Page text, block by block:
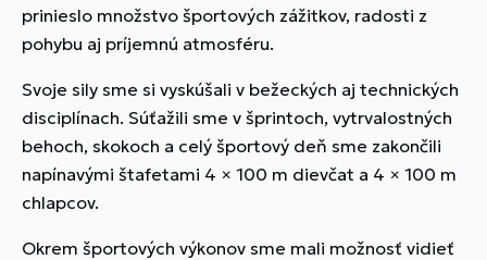
prinieslo množstvo športových zážitkov, radosti z
pohybu aj príjemnú atmosféru.
Svoje sily sme si vyskúšali v bežeckých aj technických
disciplínach. Súťažili sme v šprintoch, vytrvalostných
behoch, skokoch a celý športový deň sme zakončili
napínavými štafetami 4 × 100 m dievčat a 4 × 100 m
chlapcov.
Okrem športových výkonov sme mali možnosť vidieť